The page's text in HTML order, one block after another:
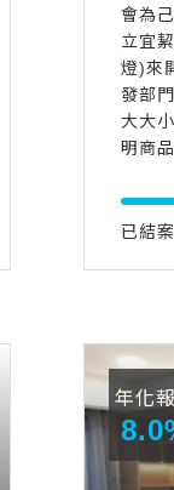
會為
立宜
燈)來
發部
大大
明商
已結案
年化